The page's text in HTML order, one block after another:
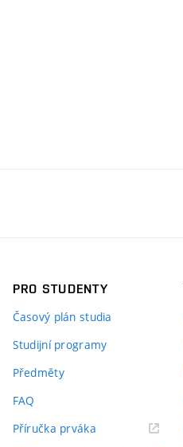
PRO STUDENTY
Časový plán studia
Studijní programy
Předměty
FAQ
Příručka prváka(externí